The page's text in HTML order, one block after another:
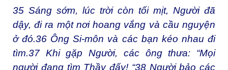
35 Sáng sớm, lúc trời còn tối mịt, Người đã
dậy, đi ra một nơi hoang vắng và cầu nguyện
ở đó.36 Ông Si-môn và các bạn kéo nhau đi
tìm.37 Khi gặp Người, các ông thưa: “Mọi
người đang tìm Thầy đấy! “38Người bảo các